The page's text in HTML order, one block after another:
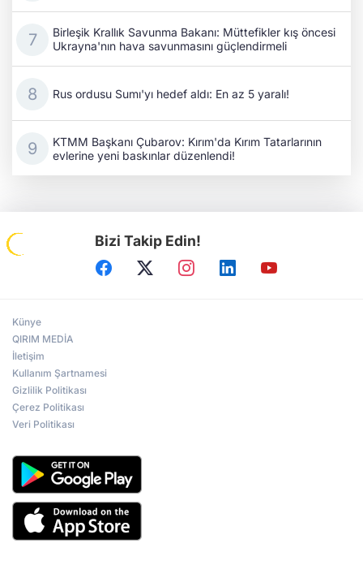
Birleşik Krallık Savunma Bakanı: Müttefikler kış öncesi
Ukrayna'nın hava savunmasını güçlendirmeli
Rus ordusu Sumı'yı hedef aldı: En az 5 yaralı!
KTMM Başkanı Çubarov: Kırım'da Kırım Tatarlarının
evlerine yeni baskınlar düzenlendi!
Bizi Takip Edin!
Künye
QIRIM MEDİA
İletişim
Kullanım Şartnamesi
Gizlilik Politikası
Çerez Politikası
Veri Politikası